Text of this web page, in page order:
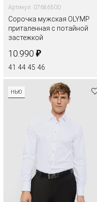
Артикул: 07686500
Сорочка мужская OLYMP
приталенная с потайной
застежкой
10.990 ₽
41 44 45 46
НЬЮ